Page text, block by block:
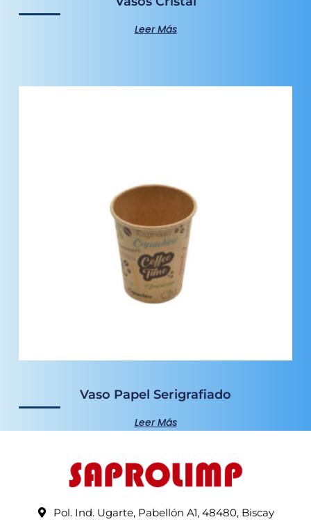
Leer Más
Vaso Papel Serigrafiado
Leer Más
Pol. Ind. Ugarte, Pabellón A1, 48480, Biscay